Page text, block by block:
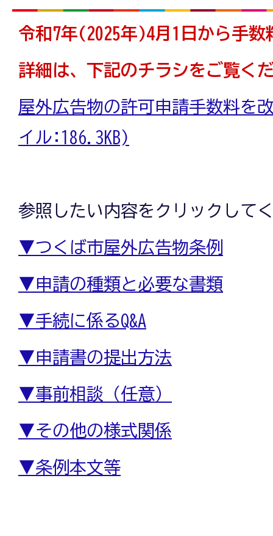
令和7年(2025年)4月1日から手数
詳細は、下記のチラシをご覧く
屋外広告物の許可申請手数料を
イル:186.3KB)
参照したい内容をクリックして
▼つくば市屋外広告物条例
▼申請の種類と必要な書類
▼手続に係るQ&A
▼申請書の提出方法
▼事前相談（任意）
▼その他の様式関係
▼条例本文等